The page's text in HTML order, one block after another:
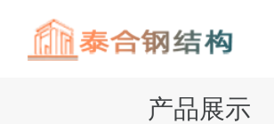
产品展示